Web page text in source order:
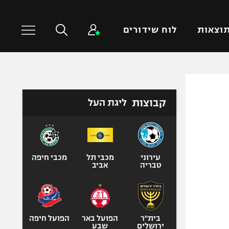
תוצאות לוח שידורים
טניס
כדורעף
ספורט אולימפי
קבוצות ליגת העל
עירוני
טבריה
מכבי תל
אביב
מכבי חיפה
בית"ר
ירושלים
הפועל באר
שבע
הפועל חיפה